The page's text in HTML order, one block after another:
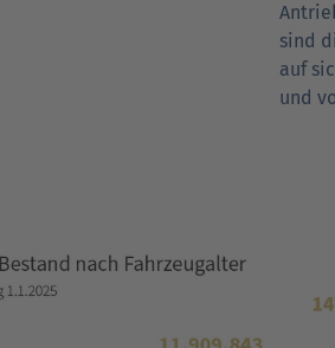
sind
auf
und